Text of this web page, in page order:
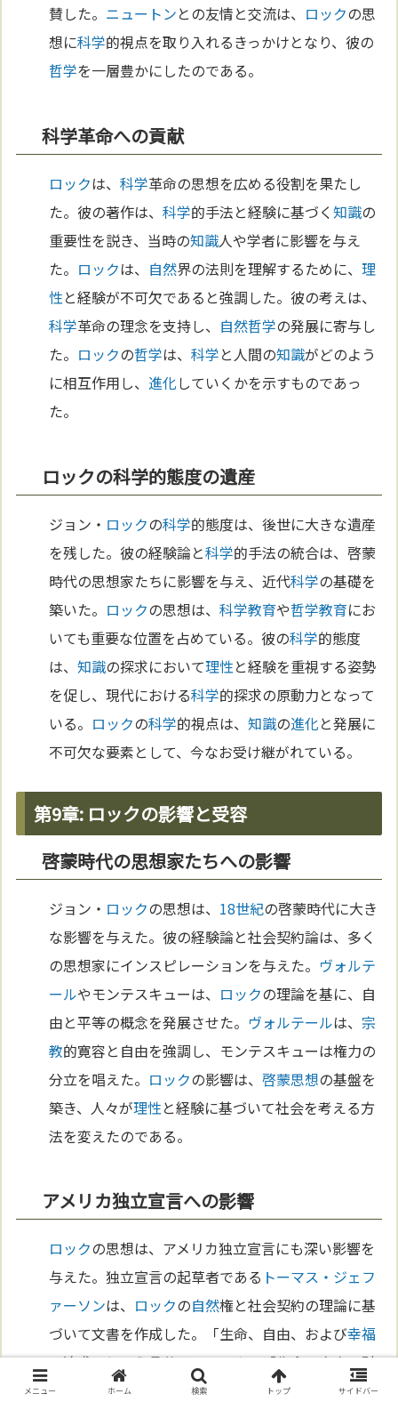
賛した。 ニュートンとの友情と交流は、 ロックの思
想に科学的視点を取り入れるきっかけとなり、彼の
哲学を一層豊かにしたのである。
科学革命への貢献
ロックは、科学革命の思想を広める役割を果たし
た。彼の著作は、科学的手法と経験に基づく知識の
重要性を説き、当時の知識人や学者に影響を与え
た。 ロックは、 自然界の法則を理解するために、理
性と経験が不可欠であると強調した。彼の考えは、
科学革命の理念を支持し、 自然哲学の発展に寄与し
た。 ロックの哲学は、科学と人間の知識がどのよう
に相互作用し、進化していくかを示すものであっ
た。
ロックの科学的態度の遺産
ジョン・ ロックの科学的態度は、後世に大きな遺産
を残した。彼の経験論と科学的手法の統合は、啓蒙
時代の思想家たちに影響を与え、近代科学の基礎を
築いた。 ロックの思想は、科学教育や哲学教育にお
いても重要な位置を占めている。彼の科学的態度
は、知識の探求において理性と経験を重視する姿勢
を促し、現代における科学的探求の原動力となって
いる。 ロックの科学的視点は、知識の進化と発展に
不可欠な要素として、今なお受け継がれている。
第9章: ロックの影響と受容
啓蒙時代の思想家たちへの影響
ジョン・ ロックの思想は、 18世紀の啓蒙時代に大き
な影響を与えた。彼の経験論と社会契約論は、多く
の思想家にインスピレーションを与えた。 ヴォルテ
ールやモンテスキューは、 ロックの理論を基に、自
由と平等の概念を発展させた。 ヴォルテールは、 宗
教的寛容と自由を強調し、モンテスキューは権力の
分立を唱えた。 ロックの影響は、啓蒙思想の基盤を
築き、人々が理性と経験に基づいて社会を考える方
法を変えたのである。
アメリカ独立宣言への影響
ロックの思想は、アメリカ独立宣言にも深い影響を
与えた。独立宣言の起草者である トーマス・ジェフ
ァーソンは、 ロックの自然権と社会契約の理論に基
づいて文書を作成した。「生命、自由、および幸福
の追求」という言葉は、ロックの「生命、自由、財
産」に由来する。
ロックの考え方は、アメリカの建
メニュー ホーム 検索 トップ サイドバー